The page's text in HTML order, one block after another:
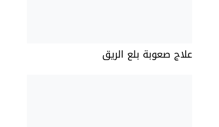
علاج صعوبة بلع الريق